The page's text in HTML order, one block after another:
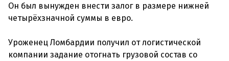
Он был вынужден внести залог в размере нижней
четырёхзначной суммы в евро.
Уроженец Ломбардии получил от логистической
компании задание отогнать грузовой состав со